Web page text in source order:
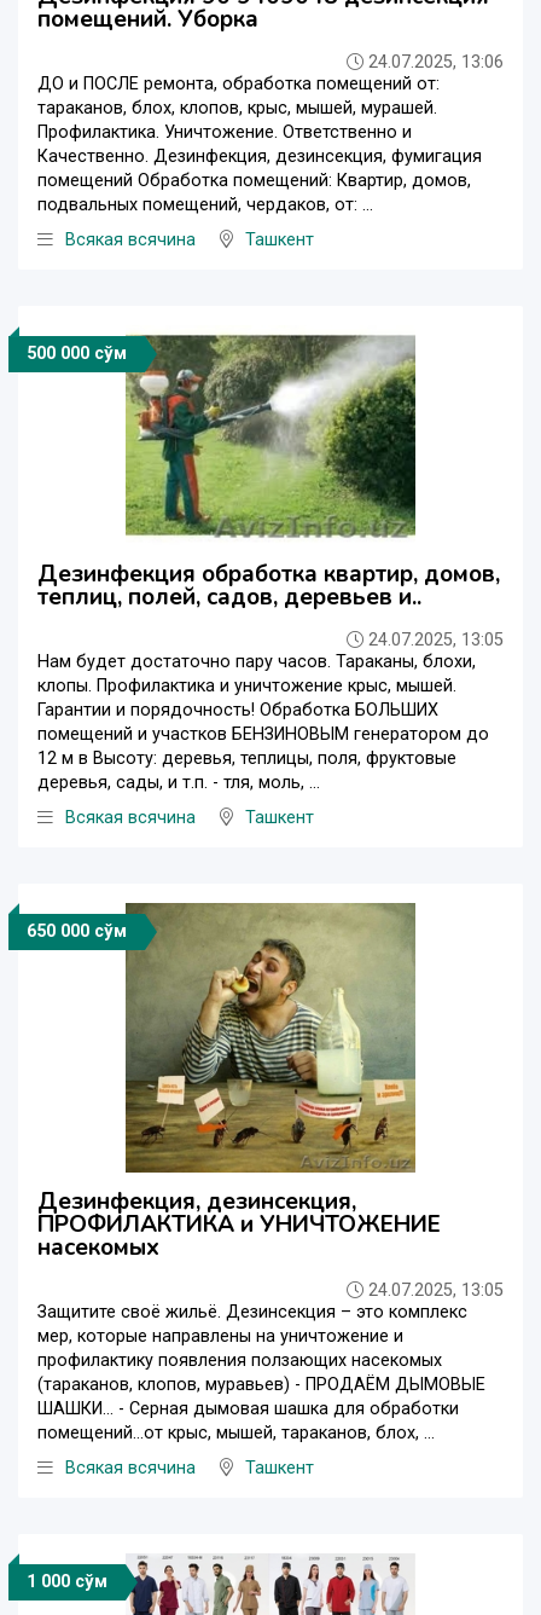
помещений. Уборка
24.07.2025, 13:06
ДО и ПОСЛЕ ремонта, обработка помещений от:
тараканов, блох, клопов, крыс, мышей, мурашей.
Профилактика. Уничтожение. Ответственно и
Качественно. Дезинфекция, дезинсекция, фумигация
помещений Обработка помещений: Квартир, домов,
подвальных помещений, чердаков, от: ...
Всякая всячина
Ташкент
500 000 сўм
Дезинфекция обработка квартир, домов,
теплиц, полей, садов, деревьев и..
24.07.2025, 13:05
Нам будет достаточно пару часов. Тараканы, блохи,
клопы. Профилактика и уничтожение крыс, мышей.
Гарантии и порядочность! Обработка БОЛЬШИХ
помещений и участков БЕНЗИНОВЫМ генератором до
12 м в Высоту: деревья, теплицы, поля, фруктовые
деревья, сады, и т.п. - тля, моль, ...
Всякая всячина
Ташкент
650 000 сўм
Дезинфекция, дезинсекция,
ПРОФИЛАКТИКА и УНИЧТОЖЕНИЕ
насекомых
24.07.2025, 13:05
Защитите своё жильё. Дезинсекция – это комплекс
мер, которые направлены на уничтожение и
профилактику появления ползающих насекомых
(тараканов, клопов, муравьев) - ПРОДАЁМ ДЫМОВЫЕ
ШАШКИ... - Серная дымовая шашка для обработки
помещений...от крыс, мышей, тараканов, блох, ...
Всякая всячина
Ташкент
1 000 сўм